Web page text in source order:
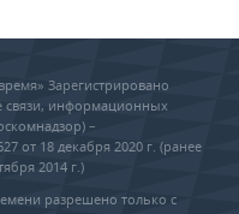
Зарегистрировано
связи, информационных
–
от 18 декабря 2020 г. (ранее
2014 г.)
разрешено только с